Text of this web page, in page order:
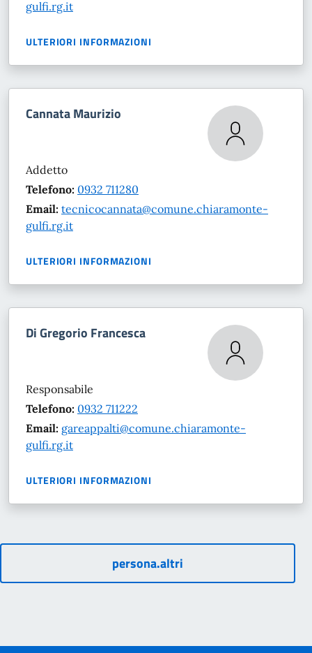
gulfi.rg.it
ULTERIORI INFORMAZIONI
Cannata Maurizio
Addetto
Telefono: 0932 711280
Email: tecnicocannata@comune.chiaramonte-
gulfi.rg.it
ULTERIORI INFORMAZIONI
Di Gregorio Francesca
Responsabile
Telefono: 0932 711222
Email: gareappalti@comune.chiaramonte-
gulfi.rg.it
ULTERIORI INFORMAZIONI
persona.altri